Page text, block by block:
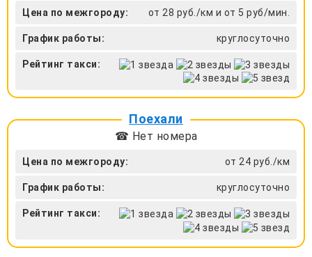
Цена по межгороду: от 28 руб./км и от 5 руб/мин.
График работы: круглосуточно
Рейтинг такси:
Поехали
☎ Нет номера
Цена по межгороду: от 24 руб./км
График работы: круглосуточно
Рейтинг такси: